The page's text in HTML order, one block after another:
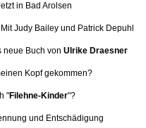
in Bad Arolsen
Judy Bailey und Patrick Depuhl
neue Buch von Ulrike Draesner
Kopf gekommen?
"Filehne-Kinder"?
und Entschädigung